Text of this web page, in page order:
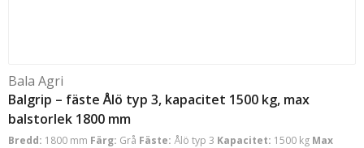
Bala Agri
Balgrip – fäste Ålö typ 3, kapacitet 1500 kg, max
balstorlek 1800 mm
Bredd: 1800 mm Färg: Grå Fäste: Ålö typ 3 Kapacitet: 1500 kg Max